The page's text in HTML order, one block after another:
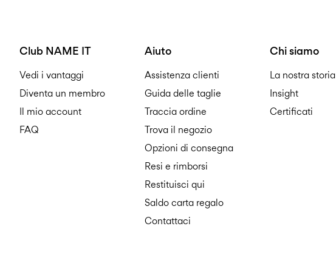
Club NAME IT
Vedi i vantaggi
Diventa un membro
Il mio account
FAQ
Aiuto
Assistenza clienti
Guida delle taglie
Traccia ordine
Trova il negozio
Opzioni di consegna
Resi e rimborsi
Restituisci qui
Saldo carta regalo
Contattaci
Chi siamo
La nostra storia
Insight
Certificati